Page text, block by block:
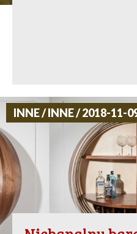
INNE / INNE / 2018-11-